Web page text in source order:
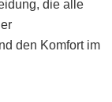
die alle
den Komfort im